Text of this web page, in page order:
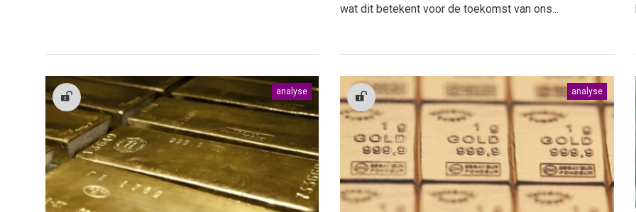
wat dit betekent voor de toekomst van ons...
analyse analyse